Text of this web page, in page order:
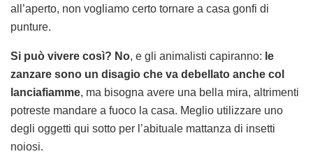
all’aperto, non vogliamo certo tornare a casa gonfi di
punture.
Si può vivere così? No, e gli animalisti capiranno: le
zanzare sono un disagio che va debellato anche col
lanciafiamme, ma bisogna avere una bella mira, altrimenti
potreste mandare a fuoco la casa. Meglio utilizzare uno
degli oggetti qui sotto per l’abituale mattanza di insetti
noiosi.